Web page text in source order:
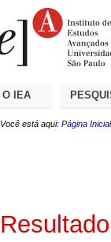
O IEA
Você está aqui: Página Inicial